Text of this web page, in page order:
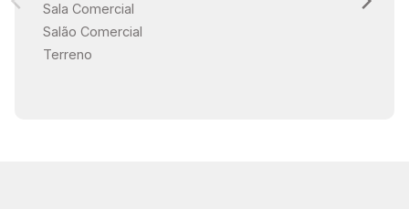
Sala Comercial
Salão Comercial
Terreno